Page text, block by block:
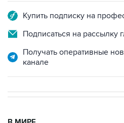
Купить подписку на
Подписаться на рассылку
Получать оперативные
канале